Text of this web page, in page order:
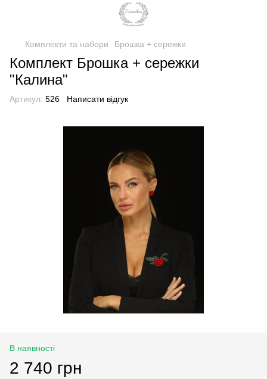
Комплекти та набори Брошка + сережки
Комплект Брошка + сережки
"Калина"
Артикул: 526 Написати відгук
В наявності
2 740 грн